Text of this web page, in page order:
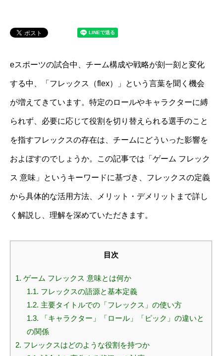
eスポーツの試合中、チーム構成や戦略が刻一刻と変化
する中、「フレックス（flex）」という言葉を聞く機会
が増えてきています。特定のロールやキャラクターに縛
られず、必要に応じて役割を切り替えられる選手のこと
を指すフレックスの存在は、チームにどういった影響を
およぼすのでしょうか。この記事では「ゲーム フレック
ス 意味」というキーワードに基づき、フレックスの定義
から具体的な活用方法、メリット・デメリットまで詳し
く解説し、理解を深めていただきます。
目次
1. ゲーム フレックス 意味とは何か
1.1. フレックスの語源と基本定義
1.2. 主要タイトルでの「フレックス」の使い方
1.3. 「キャラクター」「ロール」「ピック」の違いと
の関係
2. フレックスはどのような役割を持つか